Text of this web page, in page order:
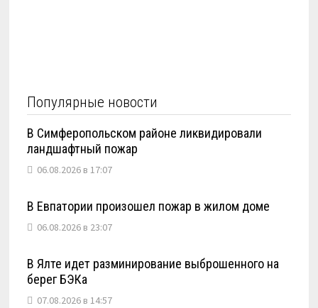
Популярные новости
В Симферопольском районе ликвидировали
ландшафтный пожар
06.08.2026 в 17:07
В Евпатории произошел пожар в жилом доме
06.08.2026 в 23:07
В Ялте идет разминирование выброшенного на
берег БЭКа
07.08.2026 в 14:57